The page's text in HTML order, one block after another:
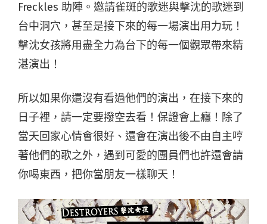
Freckles 助陣。邀請雀斑的歌迷與擊沈的歌迷到
台中洞穴，甚至是接下來的每一場演出用力玩！
擊沈女孩將用盡全力為台下的每一個觀眾帶來精
湛演出！
所以如果你還沒有看過他們的演出，在接下來的
日子裡，請一定要撥空去看！保證會上癮！除了
當天回家心情會很好、還會在演出後不由自主哼
著他們的歌之外，遇到可愛的團員們也許還會請
你喝東西，把你當朋友一樣聊天！